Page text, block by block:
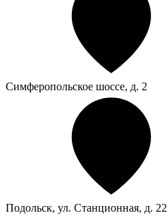
Симферопольское шоссе, д. 2
Подольск, ул. Станционная, д. 22